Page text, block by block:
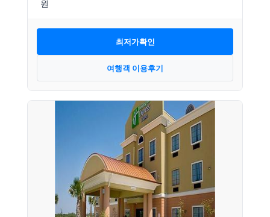
최저가확인
여행객 이용후기